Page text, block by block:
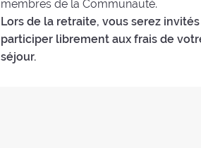
membres de la Communauté.
Lors de la retraite, vous serez invités
participer librement aux frais de
séjour.